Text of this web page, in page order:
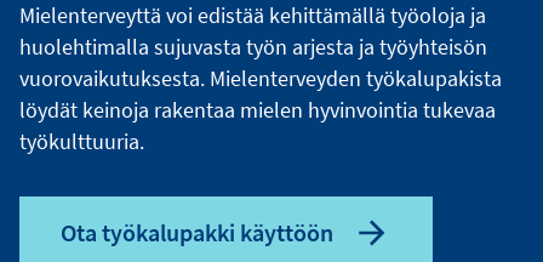
Mielenterveyttä voi edistää kehittämällä työoloja ja
huolehtimalla sujuvasta työn arjesta ja työyhteisön
vuorovaikutuksesta. Mielenterveyden työkalupakista
löydät keinoja rakentaa mielen hyvinvointia tukevaa
työkulttuuria.
Ota työkalupakki käyttöön